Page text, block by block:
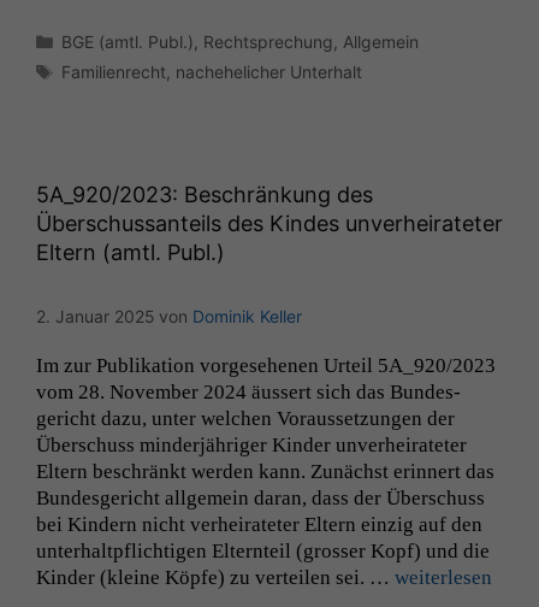
Kategorien
BGE (amtl. Publ.) Rechtsprechung Allgemein
Schlagwörter
Familienrecht nachehelicher Unterhalt
5A_920/2023: Beschränkung des
Überschussanteils des Kindes unverheirateter
Eltern (amtl. Publ.)
2. Januar 2025 von Dominik Keller
Im zur Pub­lika­tion vorge­se­henen Urteil 5A_920/2023
vom 28. Novem­ber 2024 äussert sich das Bun­des­
gericht dazu, unter welchen Voraus­set­zun­gen der
Über­schuss min­der­jähriger Kinder unver­heirateter
Eltern beschränkt wer­den kann. Zunächst erin­nert das
Bun­des­gericht all­ge­mein daran, dass der Über­schuss
bei Kindern nicht ver­heirateter Eltern einzig auf den
unter­haltpflichti­gen Eltern­teil (gross­er Kopf) und die
Kinder (kleine Köpfe) zu verteilen sei. … weit­er­lesen